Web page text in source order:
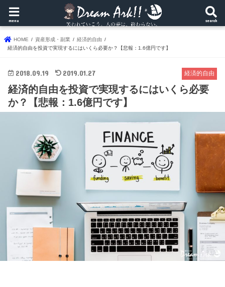
search
menu
HOME 資産形成・副業
経済的自由
経済的自由を投資で実現するにはいくら必要か？【悲報：1.6億円です】
経済的自由
2018.09.19 2019.01.27
経済的自由を投資で実現するにはいくら必要
か？【悲報：1.6億円です】